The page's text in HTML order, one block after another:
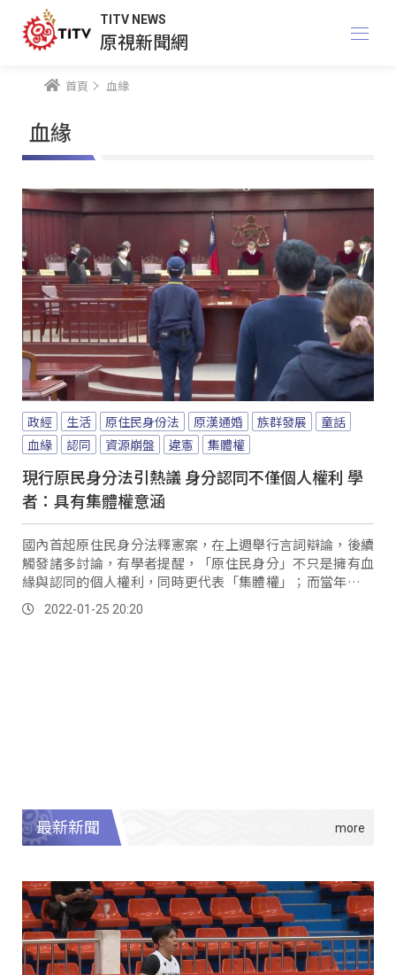
TITV NEWS
原視新聞網
首頁 血緣
血緣
政經 生活 原住民身份法 原漢通婚 族群發展
童話
血緣
認同 資源崩盤 違憲 集體權
現行原民身分法引熱議 身分認同不僅個人權利 學
者：具有集體權意涵
國內首起原住民身分法釋憲案，在上週舉行言詞辯論，後續
觸發諸多討論，有學者提醒，「原住民身分」不只是擁有血
緣與認同的個人權利，同時更代表「集體權」；而當年之所
以要訂定原住民身分，正是為要維持原住民族文化結構的穩
定性。2022-01-25 20:20
最新新聞